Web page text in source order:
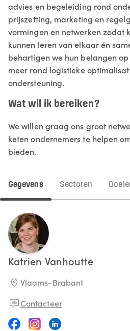
advies en begeleiding rond
prijszetting, marketing en
vormingen en netwerken zodat
kunnen leren van elkaar én
behartigen we hun belangen
meer rond logistieke
ondersteuning.
Wat wil ik bereiken?
We willen graag ons groot
keten ondernemers te helpen
bieden.
Gegevens Sectoren
Katrien Vanhoutte
Vlaams-Brabant
Contacteer